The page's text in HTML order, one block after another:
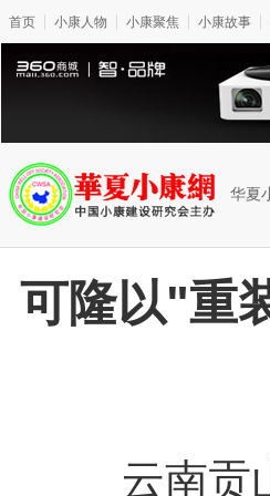
首页 小康人物 小康聚焦 小康故事
华夏
可隆以"重
云南贡山